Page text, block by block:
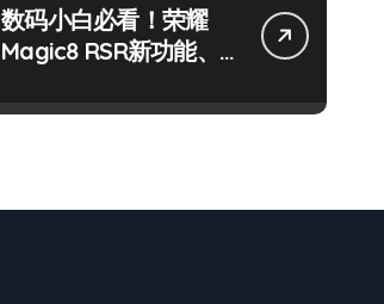
数码小白必看！荣耀
Magic8 RSR新功能、